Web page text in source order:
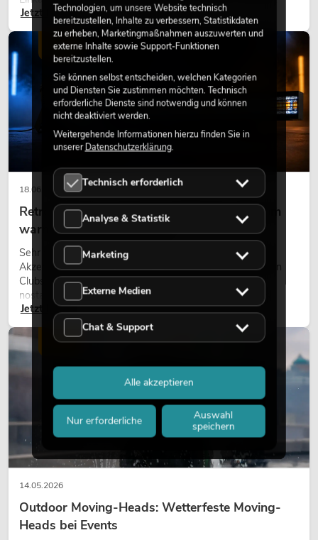
eine hochwertige Begrünung gehört heute längst zum
modernen Raumkonzept.
Jetzt lesen
18.06.2026
Retro-Licht im modernen Lichtdesign: Warum
warmes Licht wieder wirkt
Sehr warmes Licht, sichtbare Leuchtflächen und farbige
Akzente prägen viele aktuelle Lichtdesigns auf Bühnen, in
Clubs und bei Events. Retro-Licht ist dabei kein rein
nostalgischer Effekt, sondern ein bewusst eingesetztes
Gestaltungsmittel: Es schafft Atmosphäre, gibt Szenen
Charakter und kann technische LED-Setups emotionaler
wirken lassen.
Jetzt lesen
LICHT
14.05.2026
Outdoor Moving-Heads: Wetterfeste Moving-
Heads bei Events
LICHT
Technologien, um unsere Website technisch
bereitzustellen, Inhalte zu verbessern, Statistikdaten
zu erheben, Marketingmaßnahmen auszuwerten und
externe Inhalte sowie Support-Funktionen
bereitzustellen.
Sie können selbst entscheiden, welchen Kategorien
und Diensten Sie zustimmen möchten. Technisch
erforderliche Dienste sind notwendig und können
nicht deaktiviert werden.
Weitergehende Informationen hierzu finden Sie in
unsererDatenschutzerklärung.
Technisch erforderlich
Analyse & Statistik
Marketing
Externe Medien
Chat & Support
Nur erforderliche
Auswahl
speichern
Alle akzeptieren